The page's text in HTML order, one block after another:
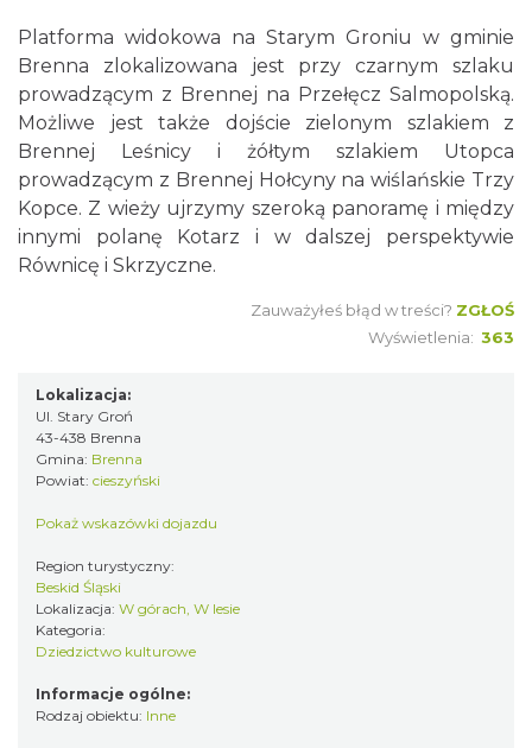
Platforma widokowa na Starym Groniu w gminie
Brenna zlokalizowana jest przy czarnym szlaku
prowadzącym z Brennej na Przełęcz Salmopolską.
Możliwe jest także dojście zielonym szlakiem z
Brennej Leśnicy i żółtym szlakiem Utopca
prowadzącym z Brennej Hołcyny na wiślańskie Trzy
Kopce. Z wieży ujrzymy szeroką panoramę i między
innymi polanę Kotarz i w dalszej perspektywie
Równicę i Skrzyczne.
Zauważyłeś błąd w treści? ZGŁOŚ
Wyświetlenia: 363
Lokalizacja:
Ul. Stary Groń
43-438 Brenna
Gmina: Brenna
Powiat: cieszyński
Pokaż wskazówki dojazdu
Region turystyczny:
Beskid Śląski
Lokalizacja: W górach, W lesie
Kategoria:
Dziedzictwo kulturowe
Informacje ogólne:
Rodzaj obiektu: Inne